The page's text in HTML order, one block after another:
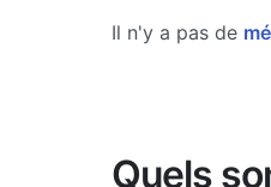
Il n'y a pas de
Quels